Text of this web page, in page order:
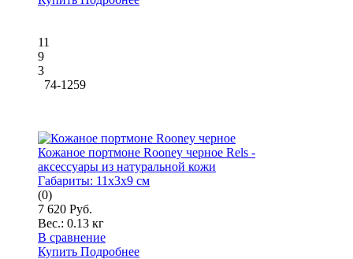
11
9
3
74-1259
Кожаное портмоне Rooney черное Rels -
аксессуары из натуральной кожи
Габариты: 11x3x9 см
(0)
7 620 Руб.
Вес.: 0.13 кг
В сравнение
Купить Подробнее